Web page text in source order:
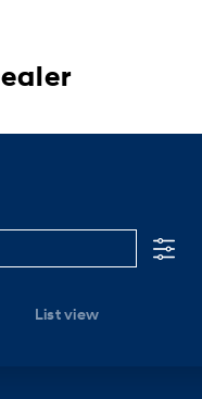
List view